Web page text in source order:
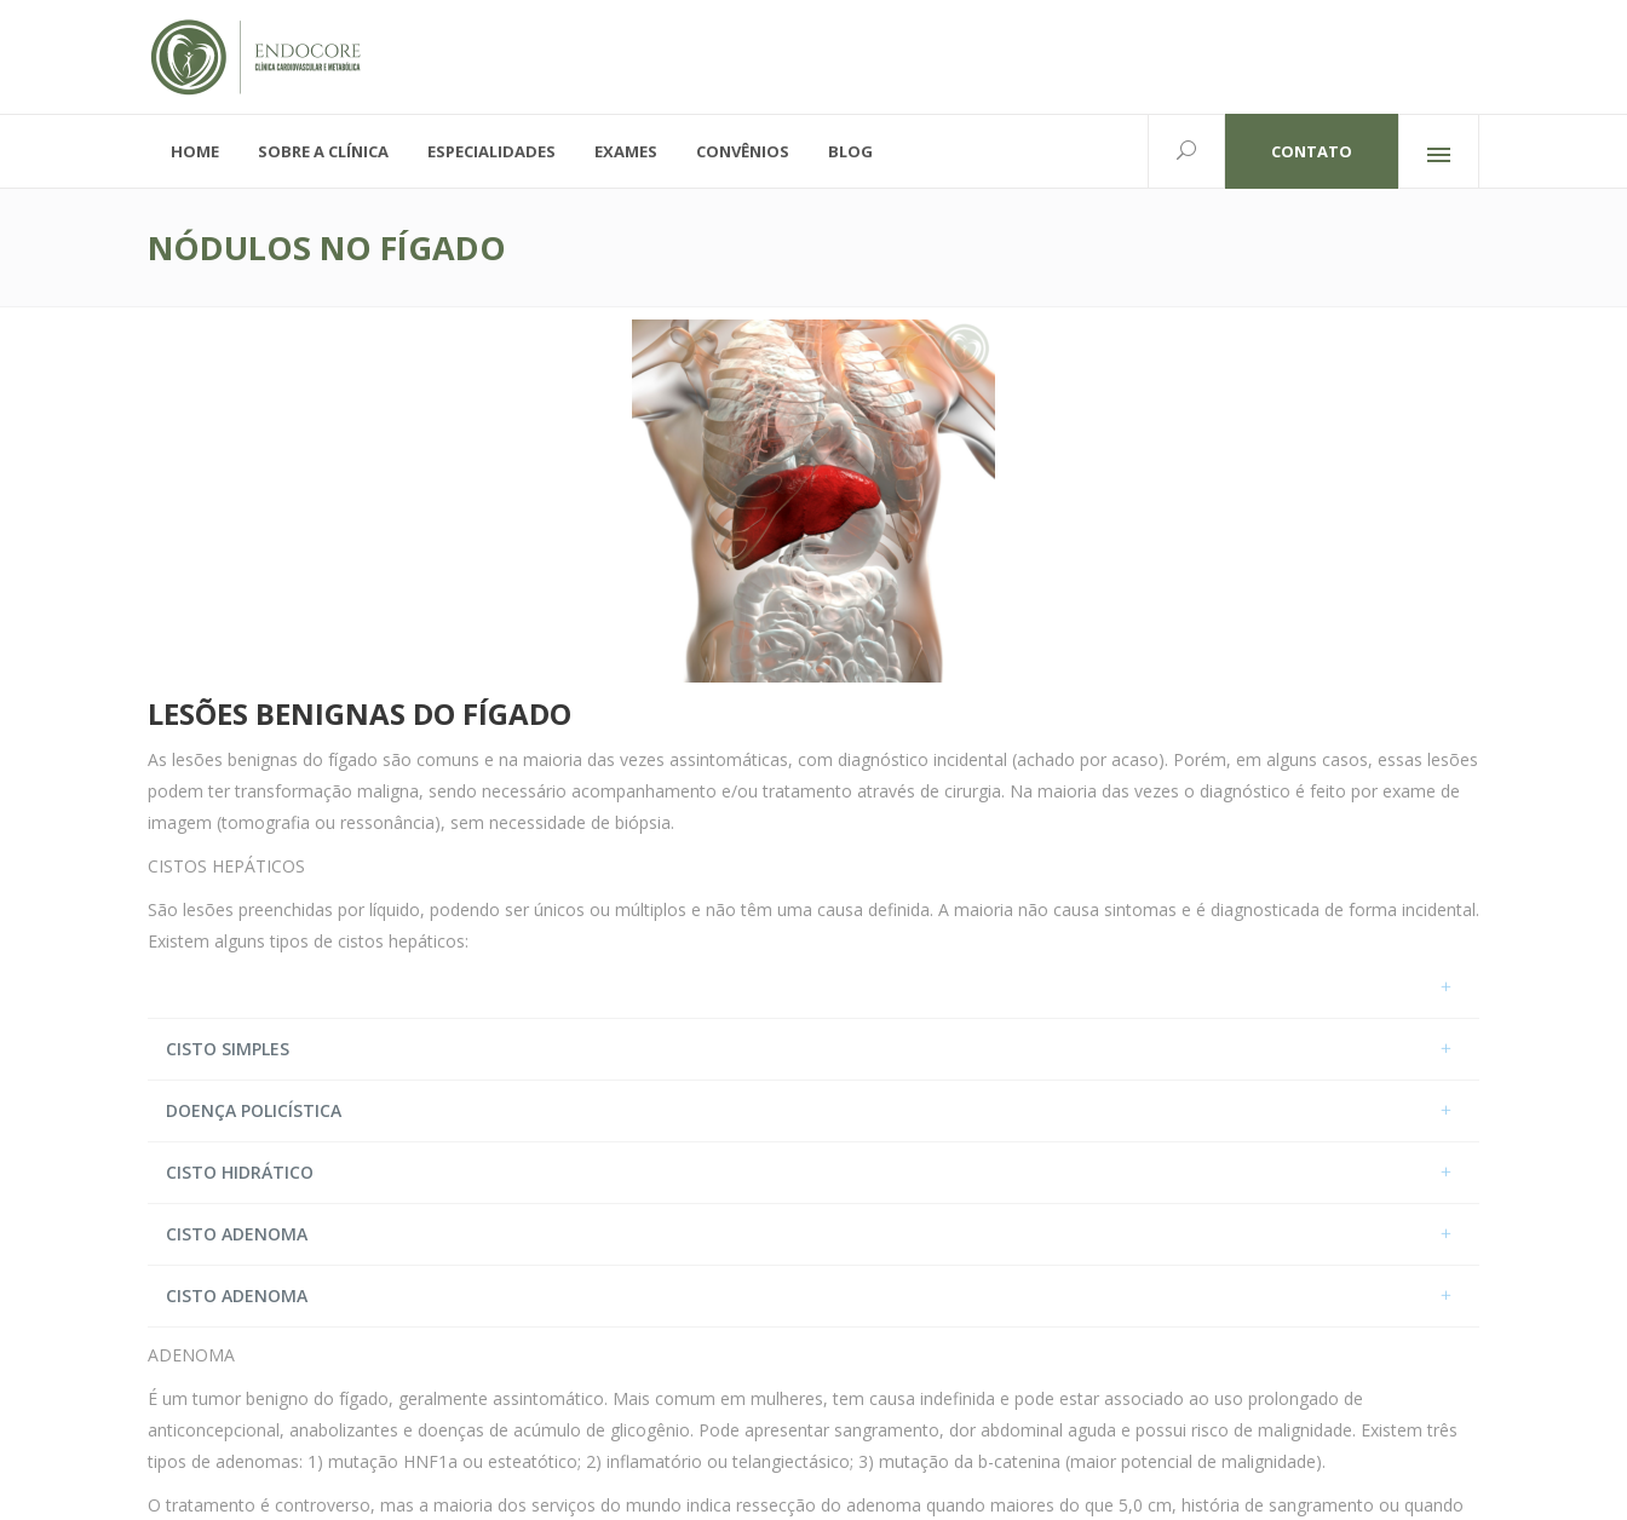
Segunda - Sexta-feira, das 08h-19h
41.3779-5559
Rua Doutor Alexandre Gutierrez,826
Redes sociais
HOME SOBRE A CLÍNICA ESPECIALIDADES EXAMES CONVÊNIOS BLOG CONTATO
NÓDULOS NO FÍGADO
LESÕES BENIGNAS DO FÍGADO
As lesões benignas do fígado são comuns e na maioria das vezes assintomáticas, com diagnóstico incidental (achado por acaso). Porém, em alguns casos, essas lesões
podem ter transformação maligna, sendo necessário acompanhamento e/ou tratamento através de cirurgia. Na maioria das vezes o diagnóstico é feito por exame de
imagem (tomografia ou ressonância), sem necessidade de biópsia.
CISTOS HEPÁTICOS
São lesões preenchidas por líquido, podendo ser únicos ou múltiplos e não têm uma causa definida. A maioria não causa sintomas e é diagnosticada de forma incidental.
Existem alguns tipos de cistos hepáticos:
CISTO SIMPLES
DOENÇA POLICÍSTICA
CISTO HIDRÁTICO
CISTO ADENOMA
CISTO ADENOMA
ADENOMA
É um tumor benigno do fígado, geralmente assintomático. Mais comum em mulheres, tem causa indefinida e pode estar associado ao uso prolongado de
anticoncepcional, anabolizantes e doenças de acúmulo de glicogênio. Pode apresentar sangramento, dor abdominal aguda e possui risco de malignidade. Existem três
tipos de adenomas: 1) mutação HNF1a ou esteatótico; 2) inflamatório ou telangiectásico; 3) mutação da b-catenina (maior potencial de malignidade).
O tratamento é controverso, mas a maioria dos serviços do mundo indica ressecção do adenoma quando maiores do que 5,0 cm, história de sangramento ou quando